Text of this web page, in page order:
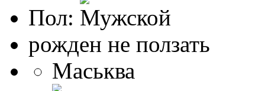
Пол:
рожден не ползать
Маськва